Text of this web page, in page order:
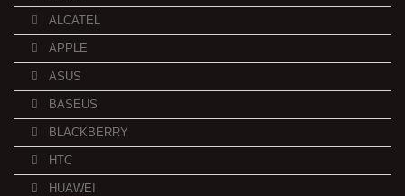
ALCATEL
APPLE
ASUS
BASEUS
BLACKBERRY
HTC
HUAWEI